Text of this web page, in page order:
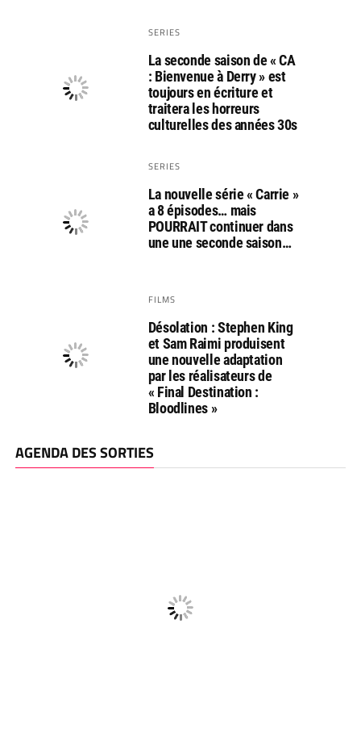
SERIES
La seconde saison de « CA
: Bienvenue à Derry » est
toujours en écriture et
traitera les horreurs
culturelles des années 30s
SERIES
La nouvelle série « Carrie »
a 8 épisodes… mais
POURRAIT continuer dans
une une seconde saison…
FILMS
Désolation : Stephen King
et Sam Raimi produisent
une nouvelle adaptation
par les réalisateurs de
« Final Destination :
Bloodlines »
AGENDA DES SORTIES